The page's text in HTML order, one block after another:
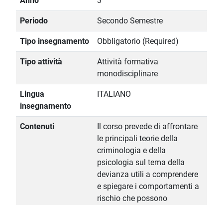
Periodo Secondo Semestre
Tipo insegnamento Obbligatorio (Required)
Tipo attività
Attività formativa
monodisciplinare
Lingua
insegnamento
ITALIANO
Contenuti
Il corso prevede di affrontare
le principali teorie della
criminologia e della
psicologia sul tema della
devianza utili a comprendere
e spiegare i comportamenti a
rischio che possono